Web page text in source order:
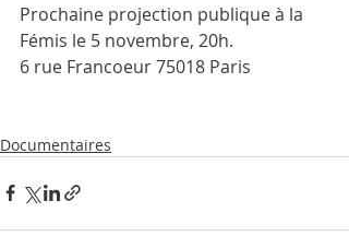
Prochaine projection publique à la
Fémis le 5 novembre, 20h.
6 rue Francoeur 75018 Paris
Documentaires